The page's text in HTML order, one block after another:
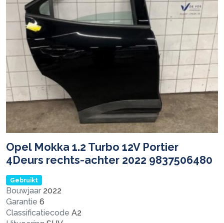
Opel Mokka 1.2 Turbo 12V Portier
4Deurs rechts-achter 2022 9837506480
Gebruikt
Bouwjaar 2022
Garantie 6
Classificatiecode A2